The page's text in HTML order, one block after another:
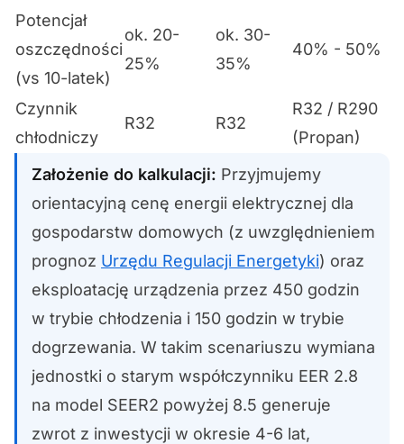
Potencjał
oszczędności
(vs 10-latek)
ok. 20-
25%
ok. 30-
35%
40% - 50%
Czynnik
chłodniczy
R32 R32
R32 / R290
(Propan)
Założenie do kalkulacji: Przyjmujemy
orientacyjną cenę energii elektrycznej dla
gospodarstw domowych (z uwzględnieniem
prognoz Urzędu Regulacji Energetyki) oraz
eksploatację urządzenia przez 450 godzin
w trybie chłodzenia i 150 godzin w trybie
dogrzewania. W takim scenariuszu wymiana
jednostki o starym współczynniku EER 2.8
na model SEER2 powyżej 8.5 generuje
zwrot z inwestycji w okresie 4-6 lat,